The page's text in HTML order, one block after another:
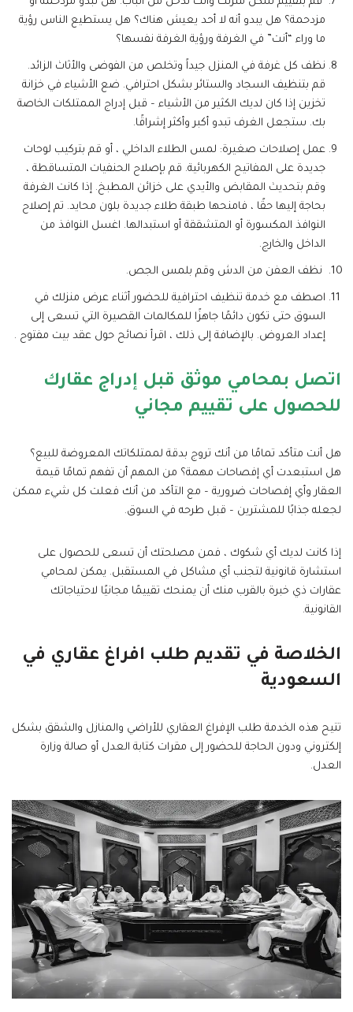
مزدحمة؟ هل يبدو أنه لا أحد يعيش هناك؟ هل يستطيع الناس رؤية
ما وراء “أنت” في الغرفة ورؤية الغرفة نفسها؟
نظف كل غرفة في المنزل جيداً وتخلص من الفوضى والأثاث الزائد.
قم بتنظيف السجاد والستائر بشكل احترافي. ضع الأشياء في خزانة
تخزين إذا كان لديك الكثير من الأشياء – قبل إدراج الممتلكات الخاصة
بك. ستجعل الغرف تبدو أكبر وأكثر إشراقًا.
عمل إصلاحات صغيرة: لمس الطلاء الداخلي ، أو قم بتركيب لوحات
جديدة على المفاتيح الكهربائية. قم بإصلاح الحنفيات المتساقطة ،
وقم بتحديث المقابض والأيدي على خزائن المطبخ. إذا كانت الغرفة
بحاجة إليها حقًا ، فامنحها طبقة طلاء جديدة بلون محايد. تم إصلاح
النوافذ المكسورة أو المتشققة أو استبدالها. اغسل النوافذ من
الداخل والخارج.
نظف العفن من الدش وقم بلمس الجص.
اصطف مع خدمة تنظيف احترافية للحضور أثناء عرض منزلك في
السوق حتى تكون دائمًا جاهزًا للمكالمات القصيرة التي تسعى إلى
إعداد العروض. بالإضافة إلى ذلك ، اقرأ نصائح حول عقد بيت مفتوح .
اتصل بمحامي موثق قبل إدراج عقارك
للحصول على تقييم مجاني
هل أنت متأكد تمامًا من أنك تروج بدقة لممتلكاتك المعروضة للبيع؟
هل استبعدت أي إفصاحات مهمة؟ من المهم أن تفهم تمامًا قيمة
العقار وأي إفصاحات ضرورية – مع التأكد من أنك فعلت كل شيء ممكن
لجعله جذابًا للمشترين – قبل طرحه في السوق.
إذا كانت لديك أي شكوك ، فمن مصلحتك أن تسعى للحصول على
استشارة قانونية لتجنب أي مشاكل في المستقبل. يمكن لمحامي
عقارات ذي خبرة بالقرب منك أن يمنحك تقييمًا مجانيًا لاحتياجاتك
القانونية.
الخلاصة في تقديم طلب افراغ عقاري في
السعودية
تتيح هذه الخدمة طلب الإفراغ العقاري للأراضي والمنازل والشقق بشكل
إلكتروني ودون الحاجة للحضور إلى مقرات كتابة العدل أو صالة وزارة
العدل.